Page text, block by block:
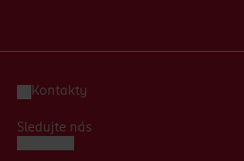
Kontakty
Sledujte nás